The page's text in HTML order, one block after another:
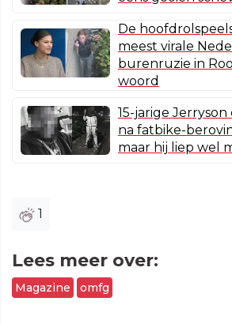
De
meest virale
burenruzie in
woord
15-jarige
na fatbike-
maar hij liep wel
1
Lees meer over:
Magazine omfg